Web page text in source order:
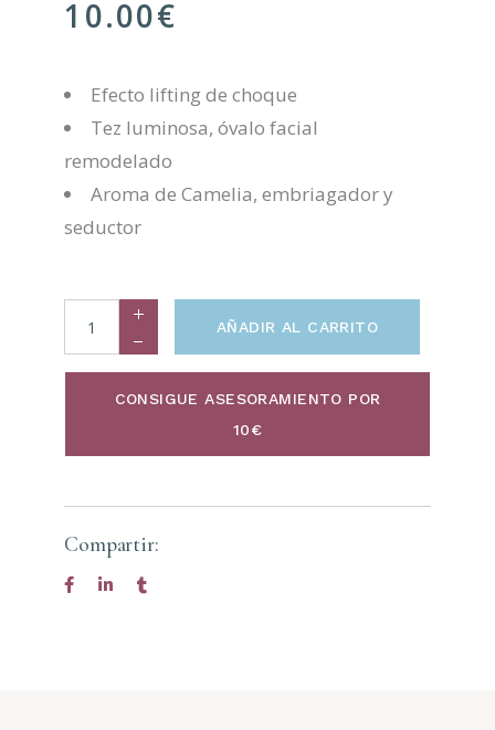
10.00€
Efecto lifting de choque
Tez luminosa, óvalo facial
remodelado
Aroma de Camelia, embriagador y
seductor
AÑADIR AL CARRITO
CONSIGUE ASESORAMIENTO POR
10€
Compartir: